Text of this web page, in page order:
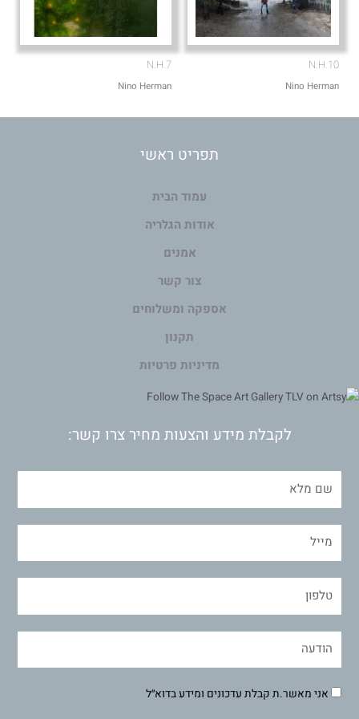
N.H.10
Nino Herman
N.H.7
Nino Herman
תפריט ראשי
עמוד הבית
אודות הגלריה
אמנים
צור קשר
אספקה ומשלוחים
תקנון
מדיניות פרטיות
לקבלת מידע והצעות מחיר צרו קשר:
אני מאשר.ת קבלת עדכונים ומידע בדוא״ל